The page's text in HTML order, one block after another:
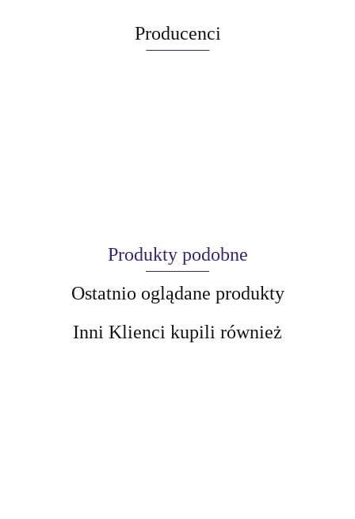
Producenci
Produkty podobne
Ostatnio oglądane produkty
Inni Klienci kupili również